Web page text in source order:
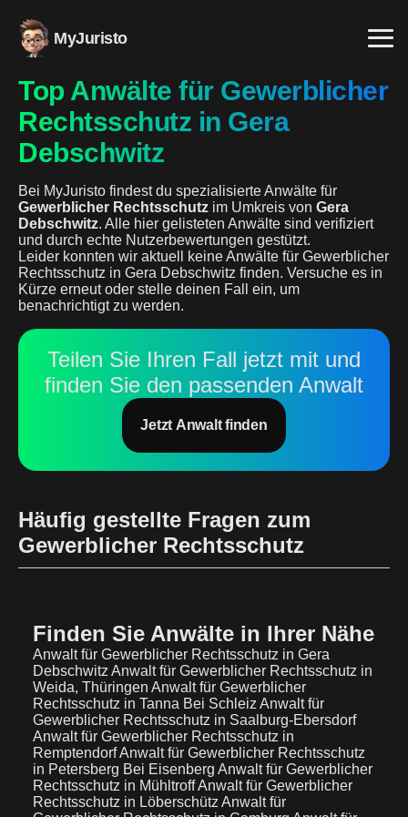
MyJuristo
Top Anwälte für Gewerblicher
Rechtsschutz in Gera
Debschwitz
Bei MyJuristo findest du spezialisierte Anwälte für
Gewerblicher Rechtsschutz im Umkreis von Gera
Debschwitz. Alle hier gelisteten Anwälte sind verifiziert
und durch echte Nutzerbewertungen gestützt.
Leider konnten wir aktuell keine Anwälte für Gewerblicher
Rechtsschutz in Gera Debschwitz finden. Versuche es in
Kürze erneut oder stelle deinen Fall ein, um
benachrichtigt zu werden.
Teilen Sie Ihren Fall jetzt mit und
finden Sie den passenden Anwalt
Jetzt Anwalt finden
Häufig gestellte Fragen zum
Gewerblicher Rechtsschutz
Finden Sie Anwälte in Ihrer Nähe
Anwalt für Gewerblicher Rechtsschutz in Gera
Debschwitz Anwalt für Gewerblicher Rechtsschutz in
Weida, Thüringen Anwalt für Gewerblicher
Rechtsschutz in Tanna Bei Schleiz Anwalt für
Gewerblicher Rechtsschutz in Saalburg-Ebersdorf
Anwalt für Gewerblicher Rechtsschutz in
RemptendorfAnwalt für Gewerblicher Rechtsschutz
in Petersberg Bei Eisenberg Anwalt für Gewerblicher
Rechtsschutz in MühltroffAnwalt für Gewerblicher
Rechtsschutz in Löberschütz Anwalt für